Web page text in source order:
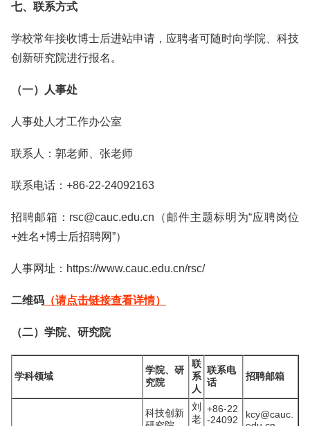
七、联系方式
学校常年接收博士后进站申请，应聘者可随时向学院、科技
创新研究院进行报名。
（一）人事处
人事处人才工作办公室
联系人：郭老师、张老师
联系电话：+86-22-24092163
招聘邮箱：rsc@cauc.edu.cn（邮件主题标明为“应聘岗位
+姓名+博士后招聘网”）
人事网址：https://www.cauc.edu.cn/rsc/
二维码 （请点击链接查看详情）
（二）学院、研究院
学科领域
学院、研
究院
联
系
人
联系电
话
招聘邮箱
科技创新
刘
老
+86-22
-24092
kcy@cauc.